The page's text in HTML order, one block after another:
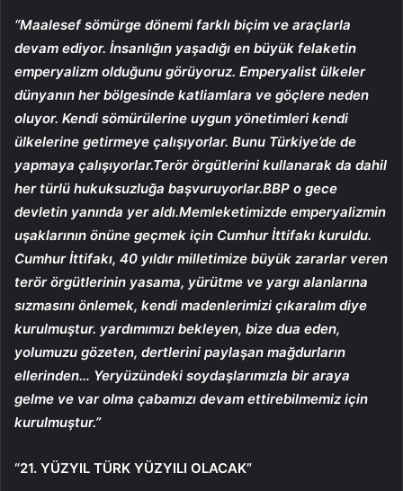
“Maalesef sömürge dönemi farklı biçim ve araçlarla
devam ediyor. İnsanlığın yaşadığı en büyük felaketin
emperyalizm olduğunu görüyoruz. Emperyalist ülkeler
dünyanın her bölgesinde katliamlara ve göçlere neden
oluyor. Kendi sömürülerine uygun yönetimleri kendi
ülkelerine getirmeye çalışıyorlar. Bunu Türkiye’de de
yapmaya çalışıyorlar.Terör örgütlerini kullanarak da dahil
her türlü hukuksuzluğa başvuruyorlar.BBP o gece
devletin yanında yer aldı.Memleketimizde emperyalizmin
uşaklarının önüne geçmek için Cumhur İttifakı kuruldu.
Cumhur İttifakı, 40 yıldır milletimize büyük zararlar veren
terör örgütlerinin yasama, yürütme ve yargı alanlarına
sızmasını önlemek, kendi madenlerimizi çıkaralım diye
kurulmuştur. yardımımızı bekleyen, bize dua eden,
yolumuzu gözeten, dertlerini paylaşan mağdurların
ellerinden… Yeryüzündeki soydaşlarımızla bir araya
gelme ve var olma çabamızı devam ettirebilmemiz için
kurulmuştur.”
“21. YÜZYIL TÜRK YÜZYILI OLACAK”